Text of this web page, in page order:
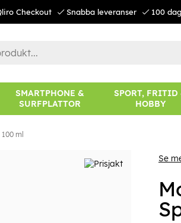
Checkout Snabba leveranser 100
SMARTPHONE &
SURFPLATTOR
SPORT, FRITID
HOBBY
ml
Se